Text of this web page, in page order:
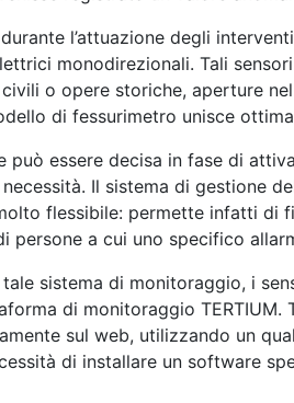
l’attuazione degli
monodirezionali. Tali
o opere storiche, aperture
di fessurimetro unisce
può essere decisa in fase di
Il sistema di gestione
flessibile: permette infatti di
persone a cui uno specifico
sistema di monitoraggio, i
di monitoraggio TERTIUM.
sul web, utilizzando un
di installare un software